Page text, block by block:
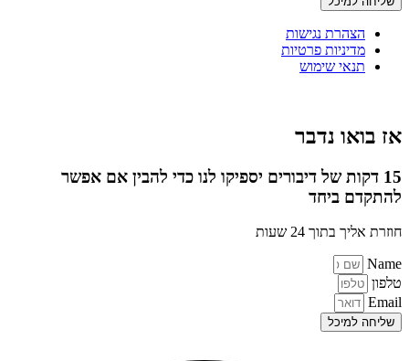
הצהרת נגישות
מדיניות פרטיות
תנאי שימוש
אז בואו נדבר
15 דקות של דיבורים יספיקו לנו כדי להבין אם אפשר
להתקדם ביחד
חוזרת אליך בתוך 24 שעות
Name
טלפון
Email
שליחה למיכל